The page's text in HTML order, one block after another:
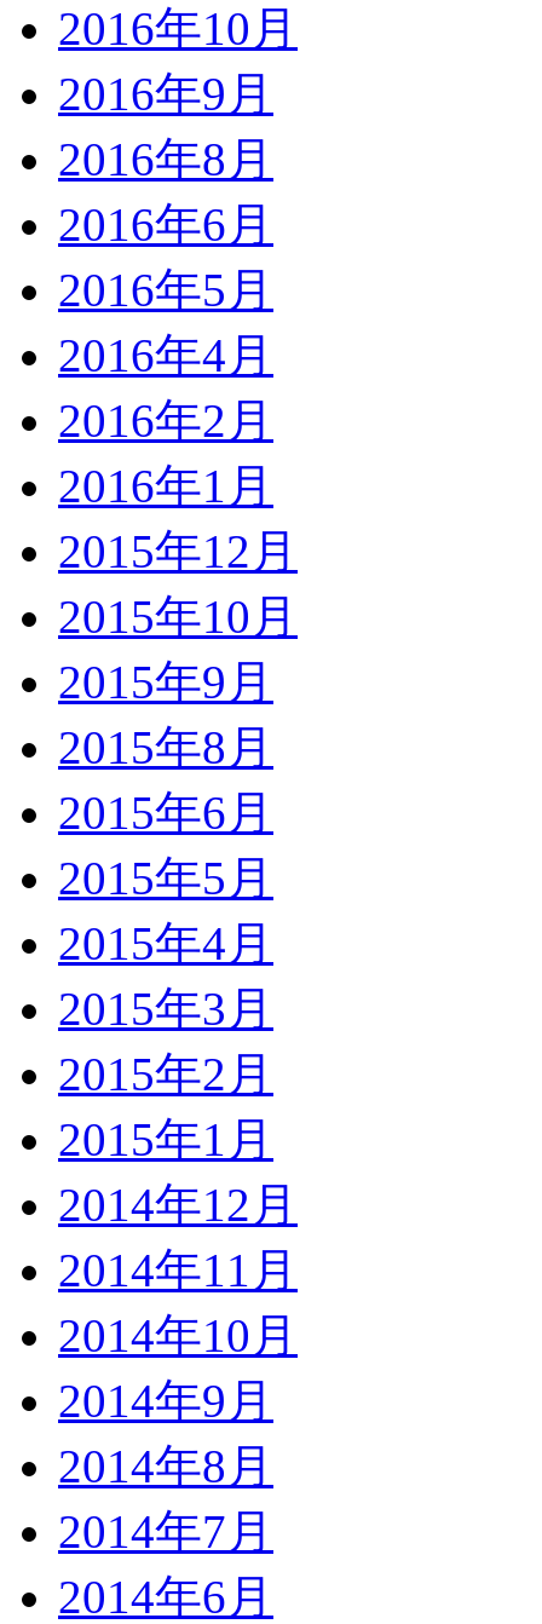
2016年10月
2016年9月
2016年8月
2016年6月
2016年5月
2016年4月
2016年2月
2016年1月
2015年12月
2015年10月
2015年9月
2015年8月
2015年6月
2015年5月
2015年4月
2015年3月
2015年2月
2015年1月
2014年12月
2014年11月
2014年10月
2014年9月
2014年8月
2014年7月
2014年6月